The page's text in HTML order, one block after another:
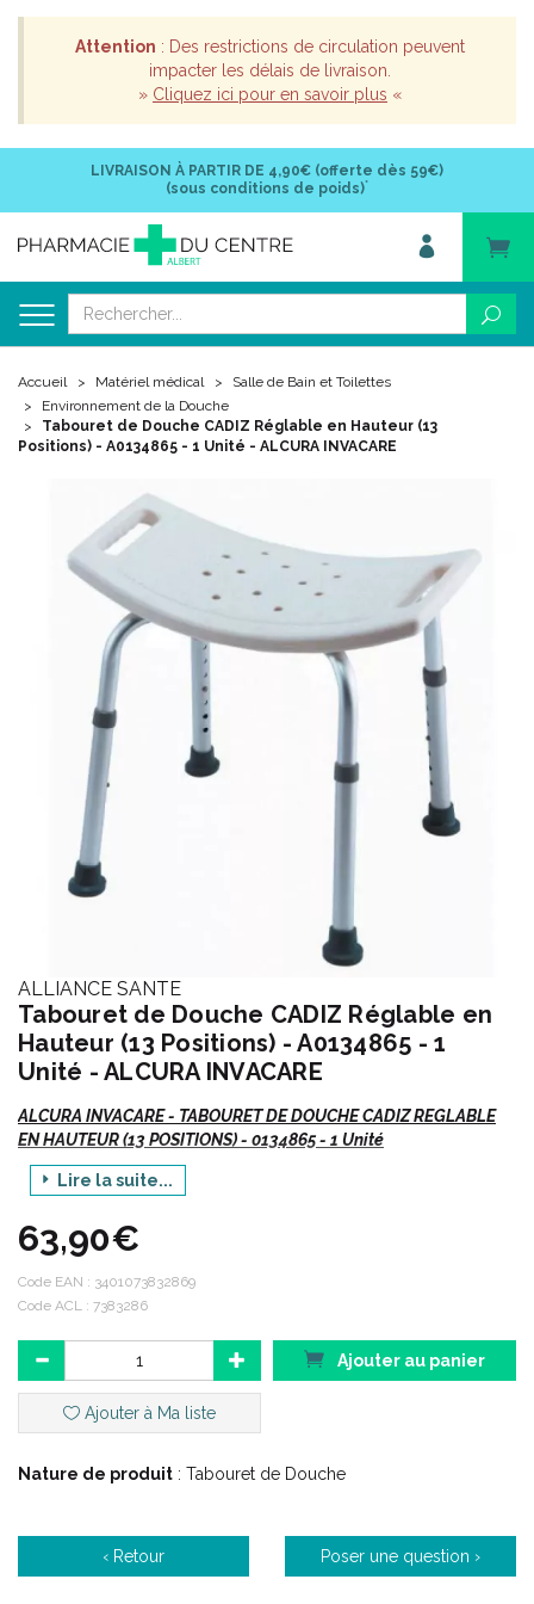
Attention : Des restrictions de circulation peuvent
impacter les délais de livraison.
» Cliquez ici pour en savoir plus «
LIVRAISON À PARTIR DE 4,90€ (offerte dès 59€)
(sous conditions de poids)*
Accueil Matériel médical
Salle de Bain et Toilettes
Environnement de la Douche
Tabouret de Douche CADIZ Réglable en Hauteur (13
Positions) - A0134865 - 1 Unité - ALCURA INVACARE
ALLIANCE SANTE
Tabouret de Douche CADIZ Réglable en
Hauteur (13 Positions) - A0134865 - 1
Unité - ALCURA INVACARE
ALCURA INVACARE - TABOURET DE DOUCHE CADIZ REGLABLE
EN HAUTEUR (13 POSITIONS) - 0134865 - 1 Unité
Vte/ NR
Châssis en aluminium : 100% anti-corrosion.
Réglable en hauteur sans outils de 360 à 510 mm sur 13
paliers.
Assise ergonomique percée pour faciliter l' écoulement.
biseautés qui épousent les déformations du sol ou les joints
Lire la suite...
63,90€
Code EAN : 3401073832869
Code ACL : 7383286
Ajouter au panier
Ajouter à Ma liste
Nature de produit : Tabouret de Douche
‹ Retour Poser une question ›